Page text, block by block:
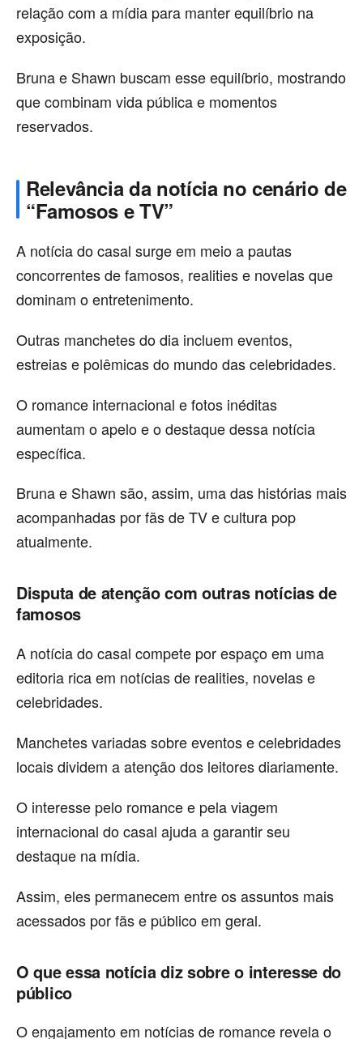
relação com a mídia para manter equilíbrio na
exposição.
Bruna e Shawn buscam esse equilíbrio, mostrando
que combinam vida pública e momentos
reservados.
Relevância da notícia no cenário de
“Famosos e TV”
A notícia do casal surge em meio a pautas
concorrentes de famosos, realities e novelas que
dominam o entretenimento.
Outras manchetes do dia incluem eventos,
estreias e polêmicas do mundo das celebridades.
O romance internacional e fotos inéditas
aumentam o apelo e o destaque dessa notícia
específica.
Bruna e Shawn são, assim, uma das histórias mais
acompanhadas por fãs de TV e cultura pop
atualmente.
Disputa de atenção com outras notícias de
famosos
A notícia do casal compete por espaço em uma
editoria rica em notícias de realities, novelas e
celebridades.
Manchetes variadas sobre eventos e celebridades
locais dividem a atenção dos leitores diariamente.
O interesse pelo romance e pela viagem
internacional do casal ajuda a garantir seu
destaque na mídia.
Assim, eles permanecem entre os assuntos mais
acessados por fãs e público em geral.
O que essa notícia diz sobre o interesse do
público
O engajamento em notícias de romance revela o